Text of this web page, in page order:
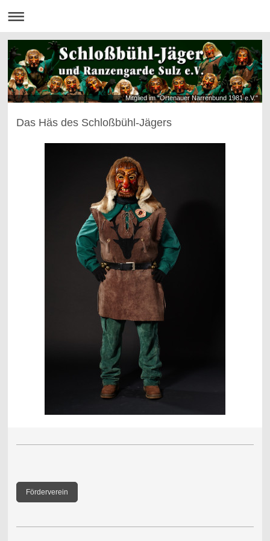
Mitglied im "Ortenauer Narrenbund 1981 e.V."
Das Häs des Schloßbühl-Jägers
Förderverein